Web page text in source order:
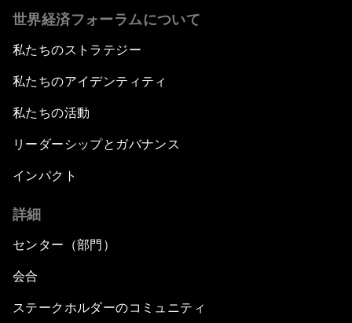
世界経済フォーラムについて
私たちのストラテジー
私たちのアイデンティティ
私たちの活動
リーダーシップとガバナンス
インパクト
詳細
センター（部門）
会合
ステークホルダーのコミュニティ